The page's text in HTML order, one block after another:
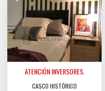
ATENCIÓN INVERSORES.
CASCO HISTÓRICO